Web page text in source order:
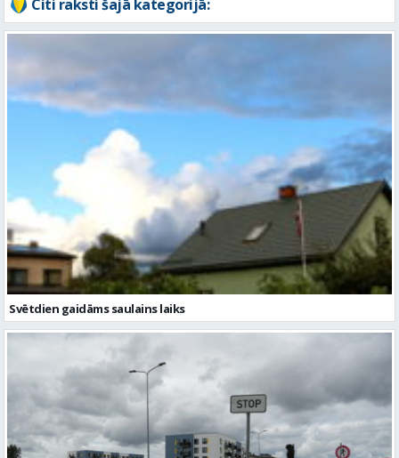
Citi raksti šajā kategorijā:
Svētdien gaidāms saulains laiks